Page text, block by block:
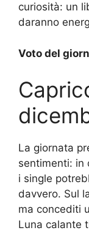
curiosità: un
daranno
Voto del
La giornata
sentimenti: in
i single
davvero. Sul
ma concediti
Luna calante